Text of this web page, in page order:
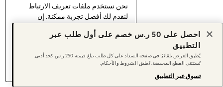
نحن نستخدم ملفات تعريف الارتباط
لنقدم لك أفضل تجربة ممكنة. إن
موافقتك على استخدامنا لملفات تعريف
اكتشف المزيد عن إدارة إعدادات ملفات
تعريف الارتباط (الكوكيز).
Women's Holiday Shop
Women's Travel Styles
Dresses
Occasionwear
Linen Collection
Tops & T-Shirts
احصل على 50 ر.س خصم على أول طلب عبر
التطبيق
يُطبق العرض تلقائيًا في صفحة السداد على كل طلب تبلغ قيمته 250 ر.س كحد أدنى.
تُستثنى القطع المخفضة. تُطبق الشروط والأحكام.
تسوق عبر التطبيق